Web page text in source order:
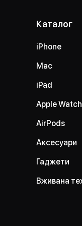
Каталог
iPhone
Mac
iPad
Apple Watch
AirPods
Аксесуари
Гаджети
Вживана